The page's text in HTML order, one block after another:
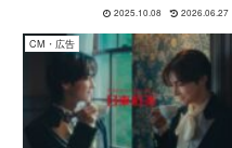
ーマ、見どころ、出演者プロフー
ルを整理してご紹介します。
2025.10.08 2026.06.27
CM・広告